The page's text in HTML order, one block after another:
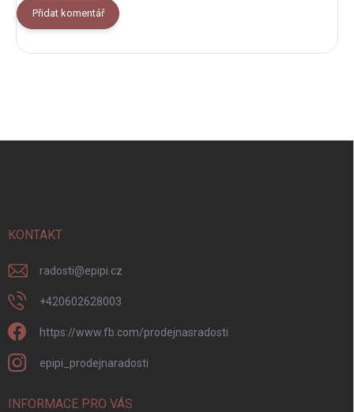
Přidat komentář
KONTAKT
radosti@epipi.cz
+420602628003
https://www.fb.com/prodejnasradosti
epipi_prodejnaradosti
INFORMACE PRO VÁS